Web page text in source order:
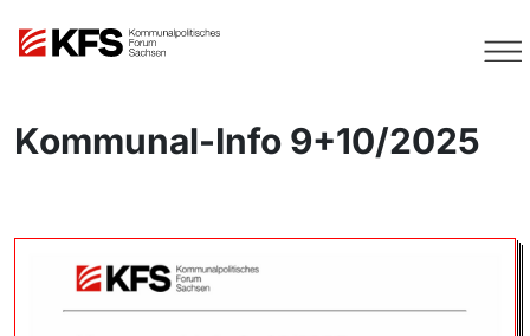
Kommunal-Info 9+10/2025